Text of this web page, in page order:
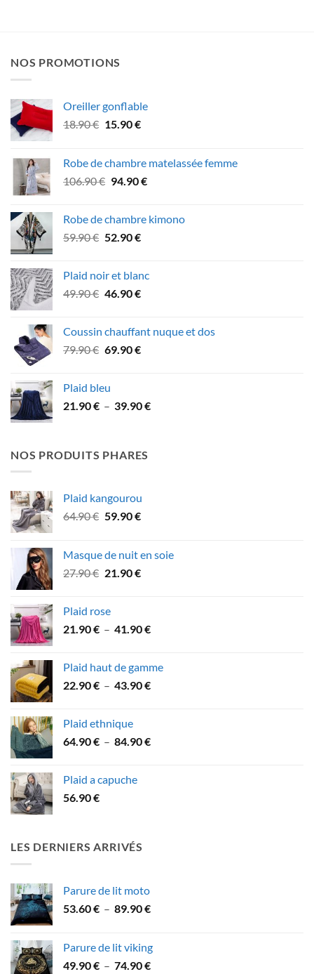
NOS PROMOTIONS
Oreiller gonflable
18.90€ Le
était :
18.90 €.
15.90€Le
est :
15.90 €.
Robe de chambre matelassée femme
106.90€ Le
était :
106.90 €.
94.90€Le
est :
Robe de chambre kimono
59.90€ Le
était :
59.90 €.
52.90€Le
est :
52.90 €.
Plaid noir et blanc
49.90€ Le
était :
49.90 €.
46.90€Le
est :
46.90 €.
Coussin chauffant nuque et dos
79.90€ Le
était :
79.90 €.
69.90€Le
69.90 €.
Plaid bleu
21.90€ – 39.90€Plage
NOS PRODUITS PHARES
Plaid kangourou
64.90€ Le
était :
64.90 €.
59.90€Le
est :
59.90 €.
Masque de nuit en soie
27.90€ Le
était :
27.90 €.
21.90€Le
21.90 €.
Plaid rose
21.90€ – 41.90€Plage
21.90 €
à
Plaid haut de gamme
22.90€ – 43.90€Plage
à
Plaid ethnique
64.90€ – 84.90€Plage
Plaid a capuche
56.90€
LES DERNIERS ARRIVÉS
Parure de lit moto
53.60€ – 89.90€Plage
53.60 €
à
Parure de lit viking
49.90€ – 74.90€Plage